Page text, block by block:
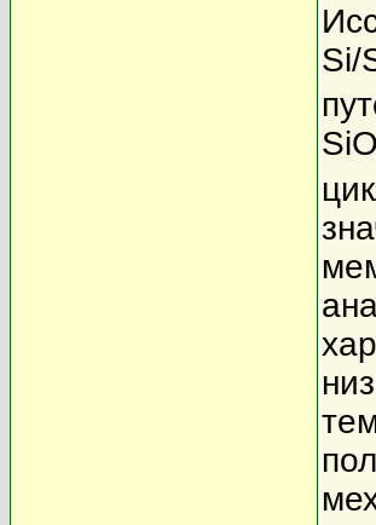
Si/
SiO